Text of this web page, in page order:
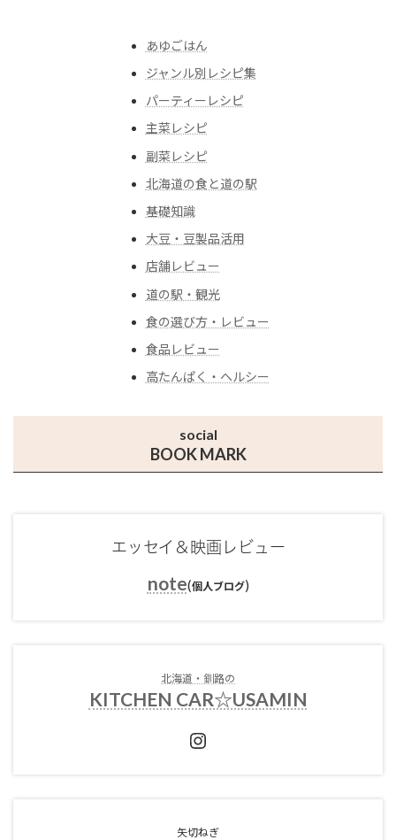
あゆごはん
ジャンル別レシピ集
パーティーレシピ
主菜レシピ
副菜レシピ
北海道の食と道の駅
基礎知識
大豆・豆製品活用
店舗レビュー
道の駅・観光
食の選び方・レビュー
食品レビュー
高たんぱく・ヘルシー
social
BOOK MARK
エッセイ＆映画レビュー
note(個人ブログ)
北海道・釧路の
KITCHEN CAR☆USAMIN
Instagram
矢切ねぎ